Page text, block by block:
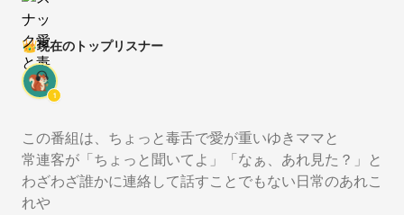
👑現在のトップリスナー
1
この番組は、ちょっと毒舌で愛が重いゆきママと
常連客が「ちょっと聞いてよ」「なぁ、あれ見た？」と
わざわざ誰かに連絡して話すことでもない日常のあれこ
れや